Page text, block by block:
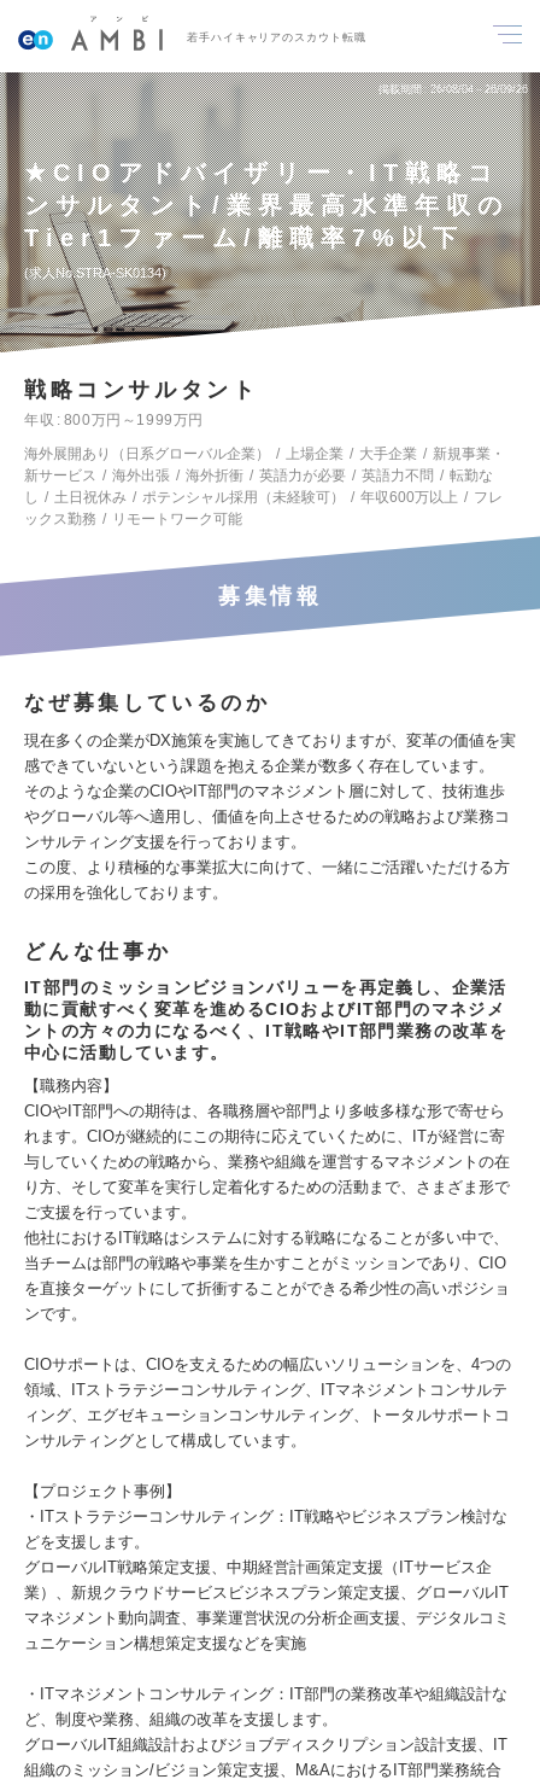
若手ハイキャリアのスカウト転職
掲載期間 26/08/04～26/09/26
★CIOアドバイザリー・IT戦略コ
ンサルタント/業界最高水準年収の
Tier1ファーム/離職率7%以下
求人No.STRA-SK0134
戦略コンサルタント
年収
800万円～1999万円
海外展開あり（日系グローバル企業）
上場企業 大手企業
新規事業・
新サービス
海外出張 海外折衝 英語力が必要 英語力不問
転勤な
し
土日祝休み ポテンシャル採用（未経験可） 年収600万以上
フレ
ックス勤務
リモートワーク可能
募集情報
なぜ募集しているのか
現在多くの企業がDX施策を実施してきておりますが、変革の価値を実
感できていないという課題を抱える企業が数多く存在しています。
そのような企業のCIOやIT部門のマネジメント層に対して、技術進歩
やグローバル等へ適用し、価値を向上させるための戦略および業務コ
ンサルティング支援を行っております。
この度、より積極的な事業拡大に向けて、一緒にご活躍いただける方
の採用を強化しております。
どんな仕事か
IT部門のミッションビジョンバリューを再定義し、企業活
動に貢献すべく変革を進めるCIOおよびIT部門のマネジメ
ントの方々の力になるべく、IT戦略やIT部門業務の改革を
中心に活動しています。
【職務内容】
CIOやIT部門への期待は、各職務層や部門より多岐多様な形で寄せら
れます。CIOが継続的にこの期待に応えていくために、ITが経営に寄
与していくための戦略から、業務や組織を運営するマネジメントの在
り方、そして変革を実行し定着化するための活動まで、さまざま形で
ご支援を行っています。
他社におけるIT戦略はシステムに対する戦略になることが多い中で、
当チームは部門の戦略や事業を生かすことがミッションであり、CIO
を直接ターゲットにして折衝することができる希少性の高いポジショ
ンです。
CIOサポートは、CIOを支えるための幅広いソリューションを、4つの
領域、ITストラテジーコンサルティング、ITマネジメントコンサルテ
ィング、エグゼキューションコンサルティング、トータルサポートコ
ンサルティングとして構成しています。
【プロジェクト事例】
・ITストラテジーコンサルティング：IT戦略やビジネスプラン検討な
どを支援します。
グローバルIT戦略策定支援、中期経営計画策定支援（ITサービス企
業）、新規クラウドサービスビジネスプラン策定支援、グローバルIT
マネジメント動向調査、事業運営状況の分析企画支援、デジタルコミ
ュニケーション構想策定支援などを実施
・ITマネジメントコンサルティング：IT部門の業務改革や組織設計な
ど、制度や業務、組織の改革を支援します。
グローバルIT組織設計およびジョブディスクリプション設計支援、IT
組織のミッション/ビジョン策定支援、M&AにおけるIT部門業務統合